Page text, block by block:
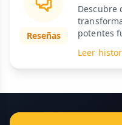
Reseñas
Descubre
potentes
Leer